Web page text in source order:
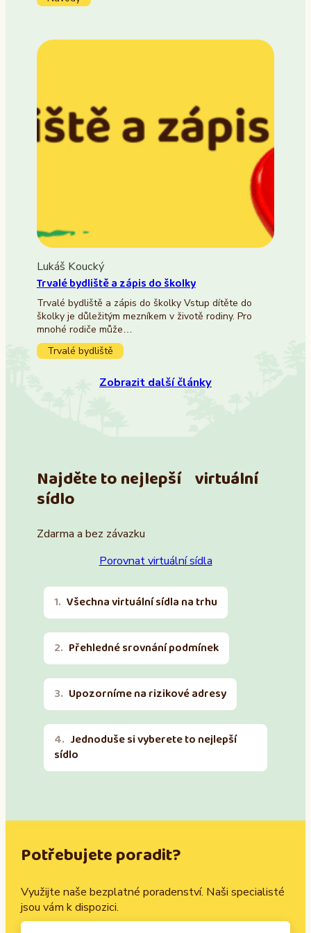
Lukáš Koucký
Trvalé bydliště a zápis do školky
Trvalé bydliště a zápis do školky Vstup dítěte do
školky je důležitým mezníkem v životě rodiny. Pro
mnohé rodiče může…
Trvalé bydliště
Zobrazit další články
Najděte to nejlepší virtuální
sídlo
Zdarma a bez závazku
Porovnat virtuální sídla
Všechna virtuální sídla na trhu
Přehledné srovnání podmínek
Upozorníme na rizikové adresy
Jednoduše si vyberete to nejlepší
sídlo
Potřebujete poradit?
Využijte naše bezplatné poradenství. Naši specialisté
jsou vám k dispozici.